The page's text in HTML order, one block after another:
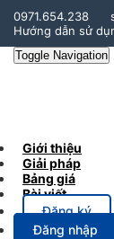
0971.654.238
Hướng dẫn sử
Toggle Navigation
Giới thiệu
Giải pháp
Bảng giá
Bài viết
Đăng ký
Đăng nhập